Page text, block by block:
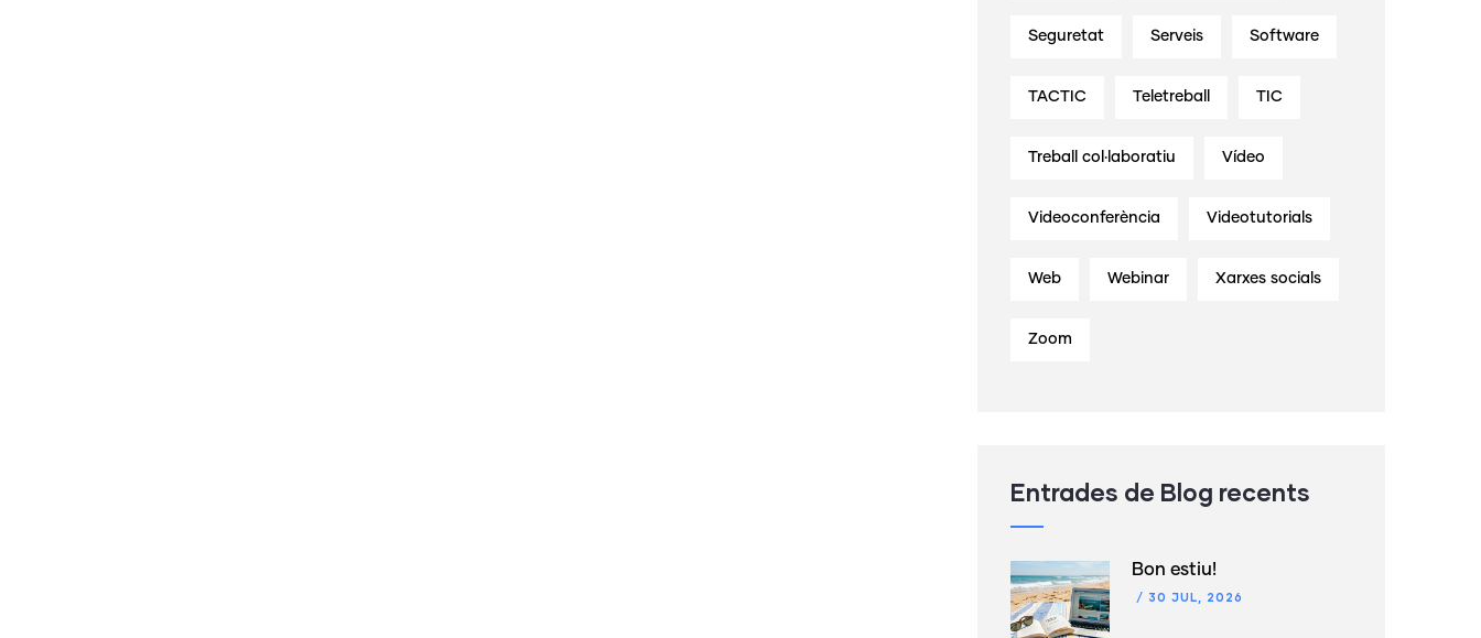
Seguretat Serveis Software
TACTIC Teletreball TIC
Treball col·laboratiu Vídeo
Videoconferència Videotutorials
Web Webinar Xarxes socials
Zoom
Entrades de Blog recents
Bon estiu!
/ 30 JUL, 2026